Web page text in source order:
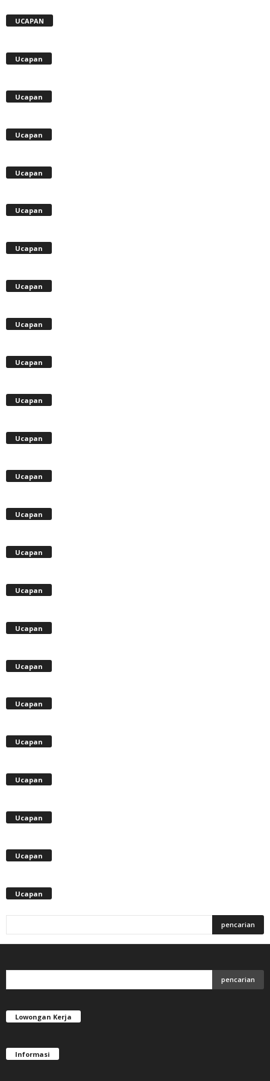
UCAPAN
Ucapan
Ucapan
Ucapan
Ucapan
Ucapan
Ucapan
Ucapan
Ucapan
Ucapan
Ucapan
Ucapan
Ucapan
Ucapan
Ucapan
Ucapan
Ucapan
Ucapan
Ucapan
Ucapan
Ucapan
Ucapan
Ucapan
Ucapan
Lowongan Kerja
Informasi